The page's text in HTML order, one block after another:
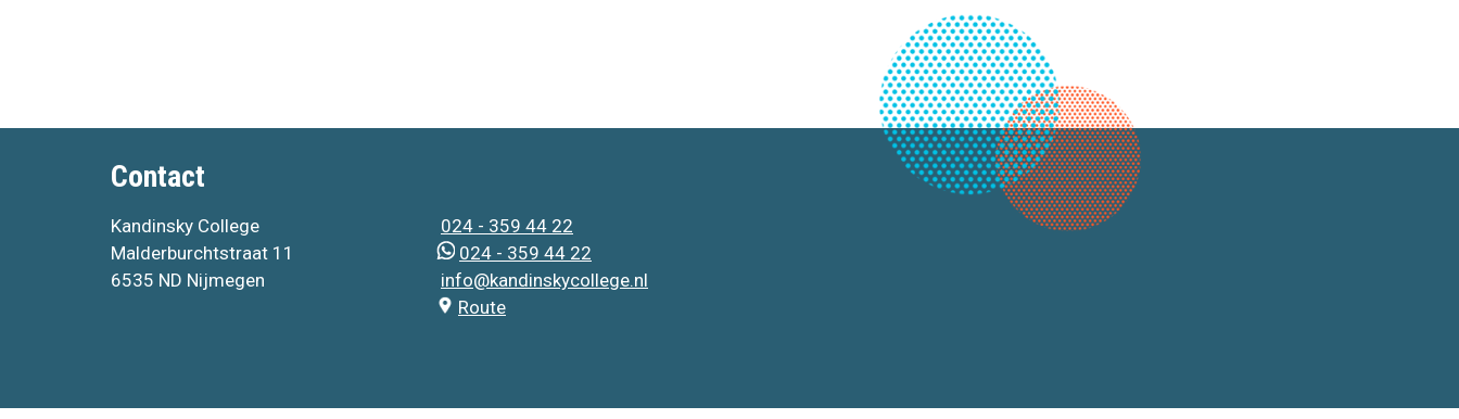
Contact
Kandinsky College
Malderburchtstraat 11
6535 ND Nijmegen
024 - 359 44 22
024 - 359 44 22
info@kandinskycollege.nl
Route